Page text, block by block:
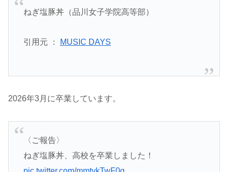
ねぎ塩豚丼（品川女子学院高等部）
引用元 ： MUSIC DAYS
2026年3月に卒業しています。
〈ご報告〉
ねぎ塩豚丼、高校を卒業しました！